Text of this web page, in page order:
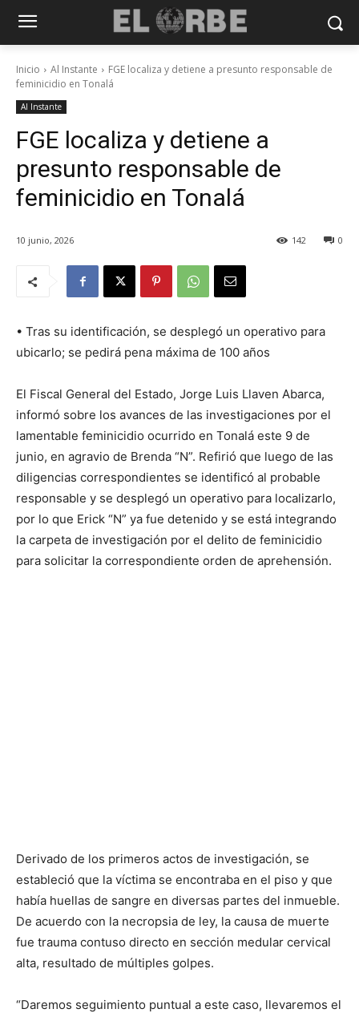
Inicio Al Instante
FGE localiza y detiene a presunto responsable de
feminicidio en Tonalá
Al Instante
FGE localiza y detiene a
presunto responsable de
feminicidio en Tonalá
10 junio, 2026 0
142
• Tras su identificación, se desplegó un operativo para
ubicarlo; se pedirá pena máxima de 100 años
El Fiscal General del Estado, Jorge Luis Llaven Abarca,
informó sobre los avances de las investigaciones por el
lamentable feminicidio ocurrido en Tonalá este 9 de
junio, en agravio de Brenda “N”. Refirió que luego de las
diligencias correspondientes se identificó al probable
responsable y se desplegó un operativo para localizarlo,
por lo que Erick “N” ya fue detenido y se está integrando
la carpeta de investigación por el delito de feminicidio
para solicitar la correspondiente orden de aprehensión.
Derivado de los primeros actos de investigación, se
estableció que la víctima se encontraba en el piso y que
había huellas de sangre en diversas partes del inmueble.
De acuerdo con la necropsia de ley, la causa de muerte
fue trauma contuso directo en sección medular cervical
alta, resultado de múltiples golpes.
“Daremos seguimiento puntual a este caso, llevaremos el